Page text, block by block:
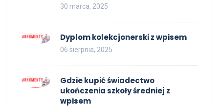
30 marca, 2025
Dyplom kolekcjonerski z wpisem
06 sierpnia, 2025
Gdzie kupić świadectwo
ukończenia szkoły średniej z
wpisem